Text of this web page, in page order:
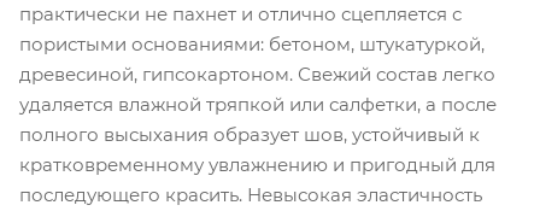
практически не пахнет и отлично сцепляется с
пористыми основаниями: бетоном, штукатуркой,
древесиной, гипсокартоном. Свежий состав легко
удаляется влажной тряпкой или салфетки, а после
полного высыхания образует шов, устойчивый к
кратковременному увлажнению и пригодный для
последующего красить. Невысокая эластичность